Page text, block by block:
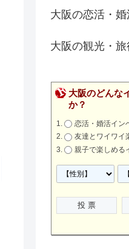
大阪の恋活・婚
大阪の観光・旅
大阪のどんな
か？
恋活・婚活イン
友達とワイワイ
親子で楽しめる